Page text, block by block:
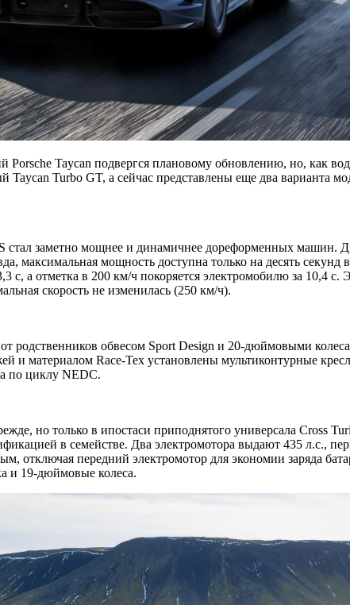
Porsche Taycan подвергся плановому обновлению, но, как
Taycan Turbo GT, а сейчас представлены еще два варианта
стал заметно мощнее и динамичнее дореформенных машин.
максимальная мощность доступна только на десять
с, а отметка в 200 км/ч покоряется электромобилю за 10,4
скорость не изменилась (250 км/ч).
родственников обвесом Sport Design и 20-дюймовыми
и материалом Race-Tex установлены мультиконтурные
по циклу NEDC.
но только в ипостаси приподнятого универсала Cross
в семействе. Два электромотора выдают 435 л.с.,
отключая передний электромотор для экономии заряда
и 19-дюймовые колеса.